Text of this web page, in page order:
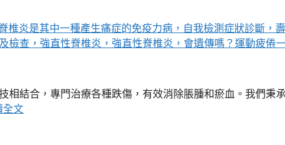
相結合，專門治療各種跌傷，有效消除脹腫和瘀血。我們秉
全文